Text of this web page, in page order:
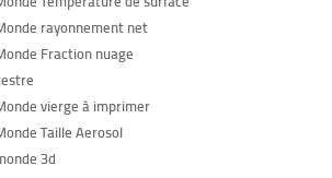
rayonnement net
Fraction nuage
vierge à imprimer
Taille Aerosol
3d